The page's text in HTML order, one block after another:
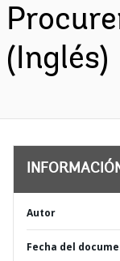
(Inglés)
Autor
Fecha del